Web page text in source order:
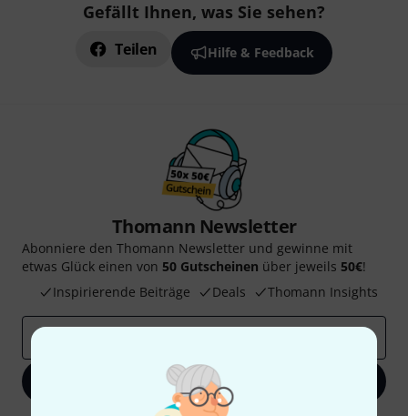
Gefällt Ihnen, was Sie sehen?
Teilen Hilfe & Feedback
Thomann Newsletter
Abonniere den Thomann Newsletter und gewinne mit
etwas Glück einen von 50 Gutscheinen über jeweils 50€!
Inspirierende Beiträge
Deals Thomann Insights
Jetzt anmelden